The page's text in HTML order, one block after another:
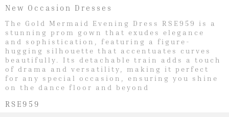
New Occasion Dresses
The Gold Mermaid Evening Dress RSE959 is a
stunning prom gown that exudes elegance
and sophistication, featuring a figure-
hugging silhouette that accentuates curves
beautifully. Its detachable train adds a touch
of drama and versatility, making it perfect
for any special occasion, ensuring you shine
on the dance floor and beyond
RSE959